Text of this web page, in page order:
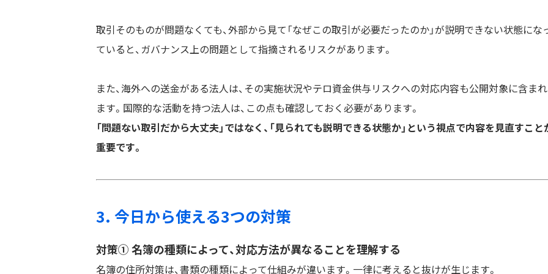
取引そのものが問題なくても、外部から見て「なぜこの取引が必要だったのか」が説明できない状態にな
ていると、ガバナンス上の問題として指摘されるリスクがあります。
また、海外への送金がある法人は、その実施状況やテロ資金供与リスクへの対応内容も公開対象に含まれ
ます。国際的な活動を持つ法人は、この点も確認しておく必要があります。
「問題ない取引だから大丈夫」ではなく、「見られても説明できる状態か」という視点で内容を見直すこと
重要です。
3. 今日から使える3つの対策
対策① 名簿の種類によって、対応方法が異なることを理解する
名簿の住所対策は、書類の種類によって仕組みが違います。一律に考えると抜けが生じます。